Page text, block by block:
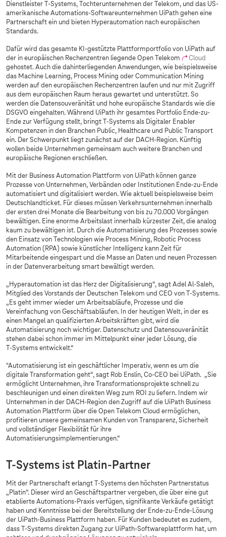
Dienstleister T-Systems, Tochterunternehmen der Telekom, und das US-
amerikanische Automations-Softwareunternehmen UiPath gehen eine
Partnerschaft ein und bieten Hyperautomation nach europäischen
Standards.
Dafür wird das gesamte KI-gestützte Plattformportfolio von UiPath auf
der in europäischen Rechenzentren liegende Open Telekom
Cloud
gehostet. Auch die dahinterliegenden Anwendungen, wie beispielsweise
das Machine Learning, Process Mining oder Communication Mining
werden auf den europäischen Rechenzentren laufen und nur mit Zugriff
aus dem europäischen Raum heraus gewartet und unterstützt. So
werden die Datensouveränität und hohe europäische Standards wie die
DSGVO eingehalten. Während UiPath ihr gesamtes Portfolio Ende-zu-
Ende zur Verfügung stellt, bringt T-Systems als Digitaler Enabler
Kompetenzen in den Branchen Public, Healthcare und Public Transport
ein. Der Schwerpunkt liegt zunächst auf der DACH-Region. Künftig
wollen beide Unternehmen gemeinsam auch weitere Branchen und
europäische Regionen erschließen.
Mit der Business Automation Plattform von UiPath können ganze
Prozesse von Unternehmen, Verbänden oder Institutionen Ende-zu-Ende
automatisiert und digitalisiert werden. Wie aktuell beispielsweise beim
Deutschlandticket. Für dieses müssen Verkehrsunternehmen innerhalb
der ersten drei Monate die Bearbeitung von bis zu 70.000 Vorgängen
bewältigen. Eine enorme Arbeitslast innerhalb kürzester Zeit, die analog
kaum zu bewältigen ist. Durch die Automatisierung des Prozesses sowie
den Einsatz von Technologien wie Process Mining, Robotic Process
Automation (RPA) sowie künstlicher Intelligenz kann Zeit für
Mitarbeitende eingespart und die Masse an Daten und neuen Prozessen
in der Datenverarbeitung smart bewältigt werden.
„Hyperautomation ist das Herz der Digitalisierung“, sagt Adel Al-Saleh,
Mitglied des Vorstands der Deutschen Telekom und CEO von T-Systems.
„Es geht immer wieder um Arbeitsabläufe, Prozesse und die
Vereinfachung von Geschäftsabläufen. In der heutigen Welt, in der es
einen Mangel an qualifizierten Arbeitskräften gibt, wird die
Automatisierung noch wichtiger. Datenschutz und Datensouveränität
stehen dabei schon immer im Mittelpunkt einer jeder Lösung, die
T-Systems entwickelt.“
"Automatisierung ist ein geschäftlicher Imperativ, wenn es um die
digitale Transformation geht“, sagt Rob Enslin, Co-CEO bei UiPath. „Sie
ermöglicht Unternehmen, ihre Transformationsprojekte schnell zu
beschleunigen und einen direkten Weg zum ROI zu liefern. Indem wir
Unternehmen in der DACH-Region den Zugriff auf die UiPath Business
Automation Plattform über die Open Telekom Cloud ermöglichen,
profitieren unsere gemeinsamen Kunden von Transparenz, Sicherheit
und vollständiger Flexibilität für ihre
Automatisierungsimplementierungen.“
T-Systems ist Platin-Partner
Mit der Partnerschaft erlangt T-Systems den höchsten Partnerstatus
„Platin“. Dieser wird an Geschäftspartner vergeben, die über eine gut
etablierte Automations-Praxis verfügen, signifikante Verkäufe getätigt
haben und Kenntnisse bei der Bereitstellung der Ende-zu-Ende-Lösung
der UiPath-Business Plattform haben. Für Kunden bedeutet es zudem,
dass T-Systems direkten Zugang zur UiPath-Softwareplattform hat, um